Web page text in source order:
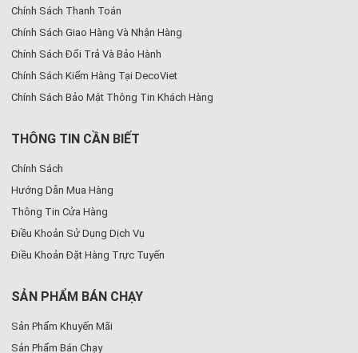
Chính Sách Thanh Toán
Chính Sách Giao Hàng Và Nhận Hàng
Chính Sách Đổi Trả Và Bảo Hành
Chính Sách Kiểm Hàng Tại DecoViet
Chính Sách Bảo Mật Thông Tin Khách Hàng
THÔNG TIN CẦN BIẾT
Chính Sách
Hướng Dẫn Mua Hàng
Thông Tin Cửa Hàng
Điều Khoản Sử Dụng Dịch Vụ
Điều Khoản Đặt Hàng Trực Tuyến
SẢN PHẨM BÁN CHẠY
Sản Phẩm Khuyến Mãi
Sản Phẩm Bán Chạy